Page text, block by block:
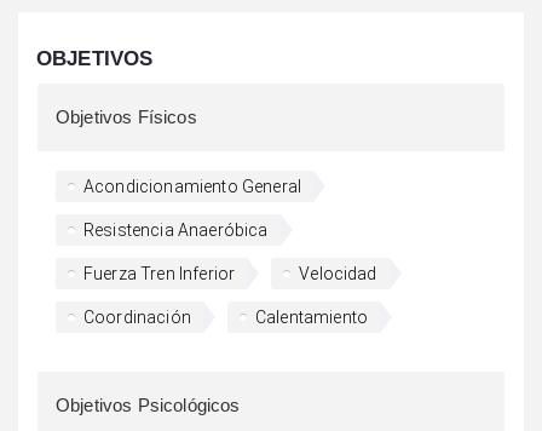
OBJETIVOS
Objetivos Físicos
Acondicionamiento General
Resistencia Anaeróbica
Fuerza Tren Inferior Velocidad
Coordinación Calentamiento
Objetivos Psicológicos